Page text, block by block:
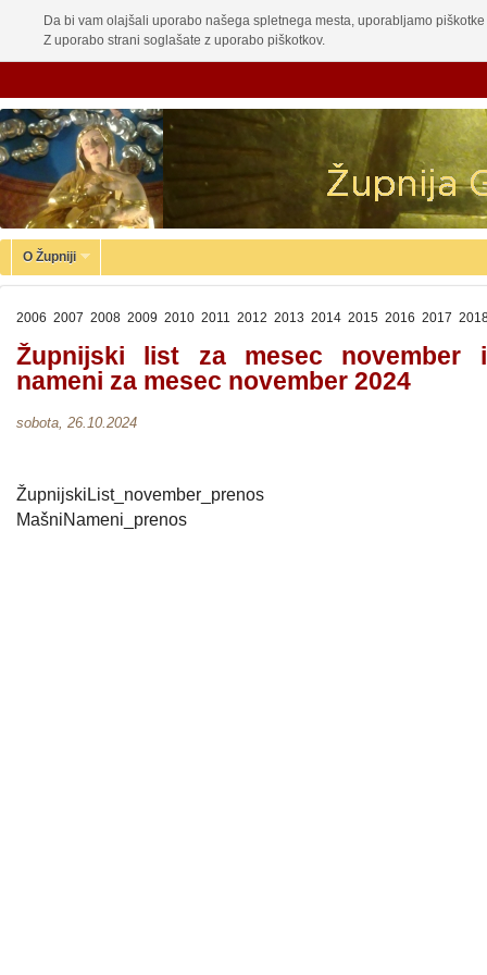
Da bi vam olajšali uporabo našega spletnega mesta, uporabljamo
Z uporabo strani soglašate z uporabo piškotkov.
O Župniji
2006 2007 2008 2009 2010 2011 2012 2013 2014 2015 2016 2017
Župnijski list za mesec november
nameni za mesec november 2024
sobota, 26.10.2024
ŽupnijskiList_november_prenos
MašniNameni_prenos